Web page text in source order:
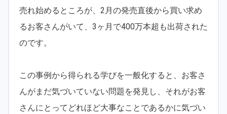
売れ始めるところが、2月の発売直後から買い求め
るお客さんがいて、3ヶ月で400万本超も出荷された
のです。
この事例から得られる学びを一般化すると、お客さ
んがまだ気づいていない問題を発見し、それがお客
さんにとってどれほど大事なことであるかに気づい